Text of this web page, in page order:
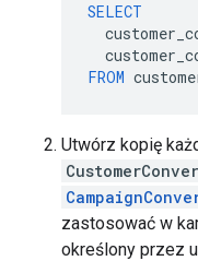
SELECT
FROM
Utwórz kopię
zastosować w
określony przez